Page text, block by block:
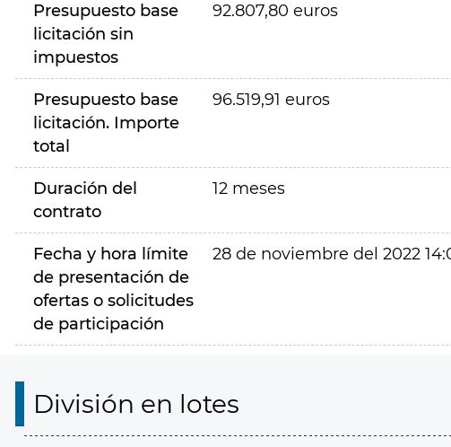
Presupuesto base
licitación sin
impuestos
92.807,80 euros
Presupuesto base
licitación. Importe
total
96.519,91 euros
Duración del
contrato
12 meses
Fecha y hora límite
de presentación de
ofertas o solicitudes
de participación
28 de noviembre del 2022
División en lotes